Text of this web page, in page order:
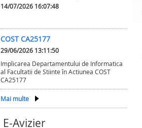
14/07/2026 16:07:48
COST CA25177
29/06/2026 13:11:50
Implicarea Departamentului de Informatica
al Facultatii de Stiinte în Actiunea COST
CA25177
Mai multe
E-Avizier